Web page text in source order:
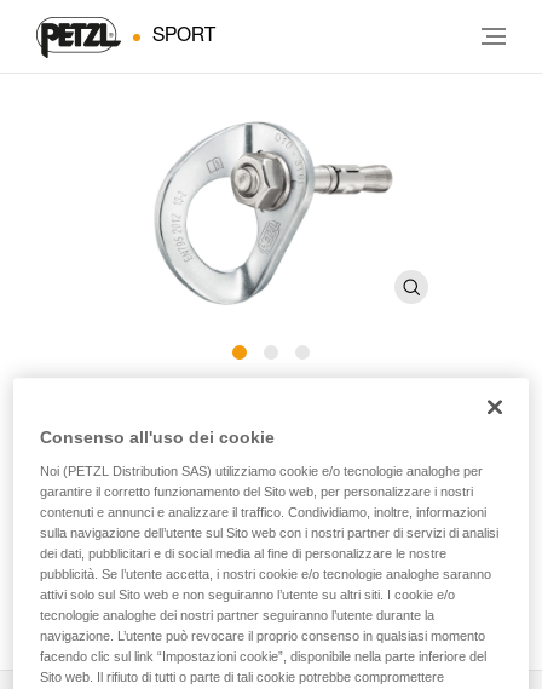
SPORT
Ancoraggio in acciaio inossidabile per l’utilizzo in
ambienti esterni tradizionali (confezione da 20)
Ancoraggio in acciaio inossidabile composto da una
placchetta COEUR STAINLESS, un tassello e un dado,
destinato all’utilizzo in ambienti esterni tradizionali. È
disponibile nel diametro da 10 o 12 mm.
Consenso all'uso dei cookie
Noi (PETZL Distribution SAS) utilizziamo cookie e/o tecnologie analoghe per
garantire il corretto funzionamento del Sito web, per personalizzare i nostri
contenuti e annunci e analizzare il traffico. Condividiamo, inoltre, informazioni
sulla navigazione dell’utente sul Sito web con i nostri partner di servizi di analisi
dei dati, pubblicitari e di social media al fine di personalizzare le nostre
pubblicità. Se l’utente accetta, i nostri cookie e/o tecnologie analoghe saranno
attivi solo sul Sito web e non seguiranno l’utente su altri siti. I cookie e/o
tecnologie analoghe dei nostri partner seguiranno l’utente durante la
navigazione. L’utente può revocare il proprio consenso in qualsiasi momento
facendo clic sul link “Impostazioni cookie”, disponibile nella parte inferiore del
Sito web. Il rifiuto di tutti o parte di tali cookie potrebbe compromettere